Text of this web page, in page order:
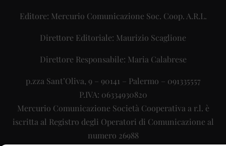
Editore: Mercurio Comunicazione Soc. Coop. A.R.L.
Direttore Editoriale: Maurizio Scaglione
Direttore Responsabile: Maria Calabrese
p.zza Sant’Oliva, 9 – 90141 – Palermo – 091335557
P.IVA: 06334930820
Mercurio Comunicazione Società Cooperativa a r.l. è
iscritta al Registro degli Operatori di Comunicazione al
numero 26988